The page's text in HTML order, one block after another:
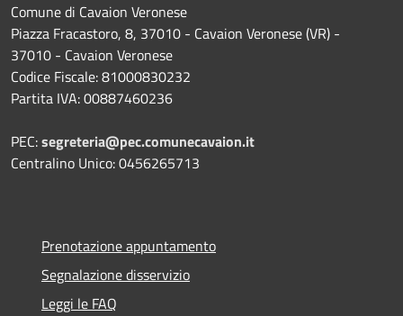
Comune di Cavaion Veronese
Piazza Fracastoro, 8, 37010 - Cavaion Veronese (VR) -
37010 - Cavaion Veronese
Codice Fiscale: 81000830232
Partita IVA: 00887460236
PEC:segreteria@pec.comunecavaion.it
Centralino Unico: 0456265713
Prenotazione appuntamento
Segnalazione disservizio
Leggi le FAQ